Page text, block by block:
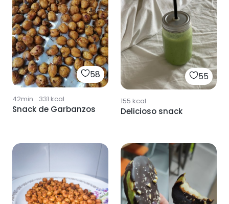
58
42min · 331 kcal
Snack de Garbanzos
55
155 kcal
Delicioso snack